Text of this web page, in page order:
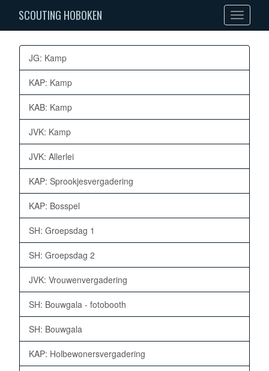
Toggle
navigation
SCOUTING HOBOKEN
JG: Kamp
KAP: Kamp
KAB: Kamp
JVK: Kamp
JVK: Allerlei
KAP: Sprookjesvergadering
KAP: Bosspel
SH: Groepsdag 1
SH: Groepsdag 2
JVK: Vrouwenvergadering
SH: Bouwgala - fotobooth
SH: Bouwgala
KAP: Holbewonersvergadering